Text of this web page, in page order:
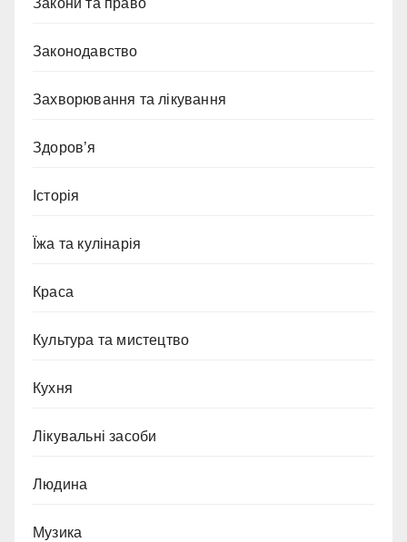
Закони та право
Законодавство
Захворювання та лікування
Здоров’я
Історія
Їжа та кулінарія
Краса
Культура та мистецтво
Кухня
Лікувальні засоби
Людина
Музика